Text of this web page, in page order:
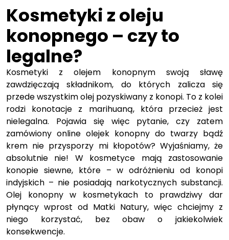
Kosmetyki z oleju
konopnego – czy to
legalne?
Kosmetyki z olejem konopnym swoją sławę
zawdzięczają składnikom, do których zalicza się
przede wszystkim olej pozyskiwany z konopi. To z kolei
rodzi konotacje z marihuaną, która przecież jest
nielegalna. Pojawia się więc pytanie, czy zatem
zamówiony online olejek konopny do twarzy bądź
krem nie przysporzy mi kłopotów? Wyjaśniamy, że
absolutnie nie! W kosmetyce mają zastosowanie
konopie siewne, które – w odróżnieniu od konopi
indyjskich – nie posiadają narkotycznych substancji.
Olej konopny w kosmetykach to prawdziwy dar
płynący wprost od Matki Natury, więc chciejmy z
niego korzystać, bez obaw o jakiekolwiek
konsekwencje.